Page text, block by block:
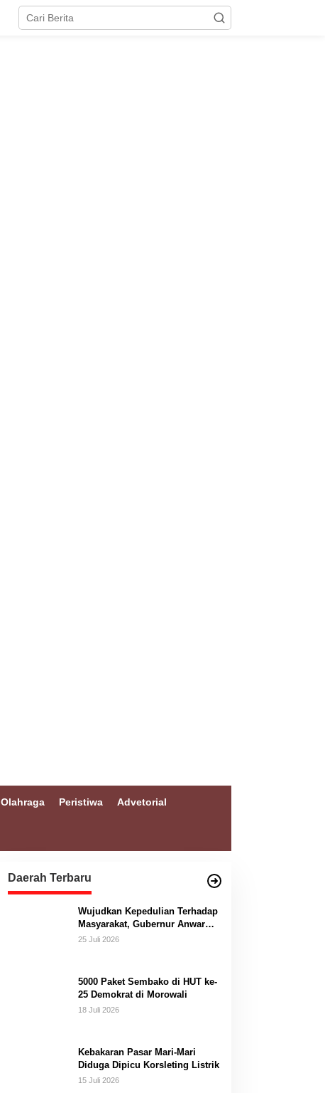
Olahraga Peristiwa Advetorial
Daerah Terbaru
Wujudkan Kepedulian Terhadap
Masyarakat, Gubernur Anwar
Hafid Bangun Jembatan
25 Juli 2026
5000 Paket Sembako di HUT ke-
25 Demokrat di Morowali
18 Juli 2026
Kebakaran Pasar Mari-Mari
Diduga Dipicu Korsleting Listrik
15 Juli 2026